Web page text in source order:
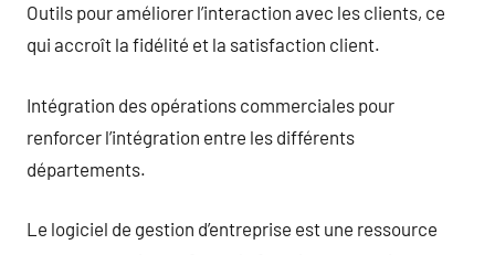
Outils pour améliorer l’interaction avec les clients, ce
qui accroît la fidélité et la satisfaction client.
Intégration des opérations commerciales pour
renforcer l’intégration entre les différents
départements.
Le logiciel de gestion d’entreprise est une ressource